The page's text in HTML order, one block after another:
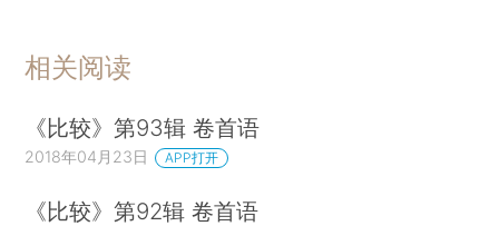
相关阅读
《比较》第93辑 卷首语
2018年04月23日 APP打开
《比较》第92辑 卷首语